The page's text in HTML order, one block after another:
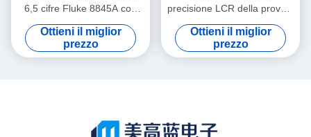
6,5 cifre Fluke 8845A con
precisione a corrente
continua dello 0,0024% e
Registratore senza carta
Ottieni il miglior
prezzo
precisione LCR della prova e
delle apparecchiature di
misurazione di Keysight
Agilent E4980A
Ottieni il miglior
prezzo